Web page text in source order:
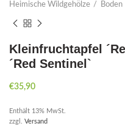
Heimische Wildgehölze
Boden
Kleinfruchtapfel
´Red Sentinel`
€35,90
Enthält 13% MwSt.
zzgl. Versand